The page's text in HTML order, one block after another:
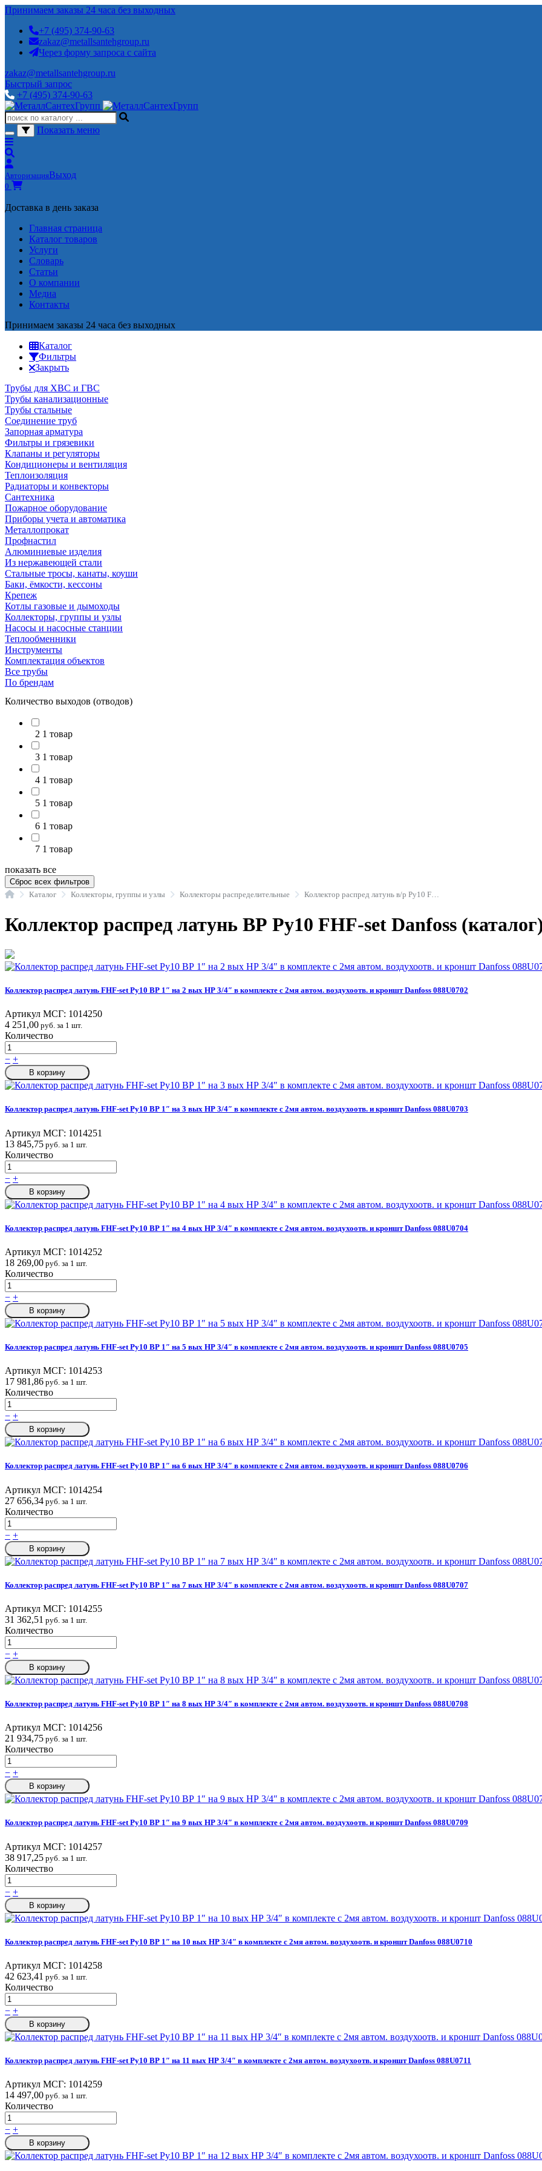
Принимаем заказы 24 часа без выходных
+7 (495) 374-90-63
zakaz@metallsantehgroup.ru
Через форму запроса с сайта
zakaz@metallsantehgroup.ru
Быстрый запрос
+7 (495) 374-90-63
Показать меню
АвторизацияВыход
0
Доставка в день заказа
Главная страница
Каталог товаров
Услуги
Словарь
Статьи
О компании
Медиа
Контакты
Принимаем заказы 24 часа без выходных
Каталог
Фильтры
Закрыть
Трубы для ХВС и ГВС
Трубы канализационные
Трубы стальные
Соединение труб
Запорная арматура
Фильтры и грязевики
Клапаны и регуляторы
Кондиционеры и вентиляция
Теплоизоляция
Радиаторы и конвекторы
Сантехника
Пожарное оборудование
Приборы учета и автоматика
Металлопрокат
Профнастил
Алюминиевые изделия
Из нержавеющей стали
Стальные тросы, канаты, коуши
Баки, ёмкости, кессоны
Крепеж
Котлы газовые и дымоходы
Коллекторы, группы и узлы
Насосы и насосные станции
Теплообменники
Инструменты
Комплектация объектов
Все трубы
По брендам
Количество выходов (отводов)
2 1 товар
3 1 товар
4 1 товар
5 1 товар
6 1 товар
7 1 товар
показать все
Сброс всех фильтров
ГлавнаяКаталог Коллекторы, группы и узлы Коллекторы распределительные
Коллектор распред латунь ВР Ру10 FHF-set Danfoss
Коллектор распред латунь FHF-set Ру10 ВР 1″ на 2 вых НР 3/4″ в комплекте с 2мя автом. воздухоотв. и кроншт Danfoss 088U0702
Артикул МСГ: 1014250
4 251,00 руб. за 1 шт.
Количество
− +
В корзину
Коллектор распред латунь FHF-set Ру10 ВР 1″ на 3 вых НР 3/4″ в комплекте с 2мя автом. воздухоотв. и кроншт Danfoss 088U0703
Артикул МСГ: 1014251
13 845,75 руб. за 1 шт.
Количество
− +
В корзину
Коллектор распред латунь FHF-set Ру10 ВР 1″ на 4 вых НР 3/4″ в комплекте с 2мя автом. воздухоотв. и кроншт Danfoss 088U0704
Артикул МСГ: 1014252
18 269,00 руб. за 1 шт.
Количество
− +
В корзину
Коллектор распред латунь FHF-set Ру10 ВР 1″ на 5 вых НР 3/4″ в комплекте с 2мя автом. воздухоотв. и кроншт Danfoss 088U0705
Артикул МСГ: 1014253
17 981,86 руб. за 1 шт.
Количество
− +
В корзину
Коллектор распред латунь FHF-set Ру10 ВР 1″ на 6 вых НР 3/4″ в комплекте с 2мя автом. воздухоотв. и кроншт Danfoss 088U0706
Артикул МСГ: 1014254
27 656,34 руб. за 1 шт.
Количество
− +
В корзину
Коллектор распред латунь FHF-set Ру10 ВР 1″ на 7 вых НР 3/4″ в комплекте с 2мя автом. воздухоотв. и кроншт Danfoss 088U0707
Артикул МСГ: 1014255
31 362,51 руб. за 1 шт.
Количество
− +
В корзину
Коллектор распред латунь FHF-set Ру10 ВР 1″ на 8 вых НР 3/4″ в комплекте с 2мя автом. воздухоотв. и кроншт Danfoss 088U0708
Артикул МСГ: 1014256
21 934,75 руб. за 1 шт.
Количество
− +
В корзину
Коллектор распред латунь FHF-set Ру10 ВР 1″ на 9 вых НР 3/4″ в комплекте с 2мя автом. воздухоотв. и кроншт Danfoss 088U0709
Артикул МСГ: 1014257
38 917,25 руб. за 1 шт.
Количество
− +
В корзину
Коллектор распред латунь FHF-set Ру10 ВР 1″ на 10 вых НР 3/4″ в комплекте с 2мя автом. воздухоотв. и кроншт Danfoss 088U0710
Артикул МСГ: 1014258
42 623,41 руб. за 1 шт.
Количество
− +
В корзину
Коллектор распред латунь FHF-set Ру10 ВР 1″ на 11 вых НР 3/4″ в комплекте с 2мя автом. воздухоотв. и кроншт Danfoss 088U0711
Артикул МСГ: 1014259
14 497,00 руб. за 1 шт.
Количество
− +
В корзину